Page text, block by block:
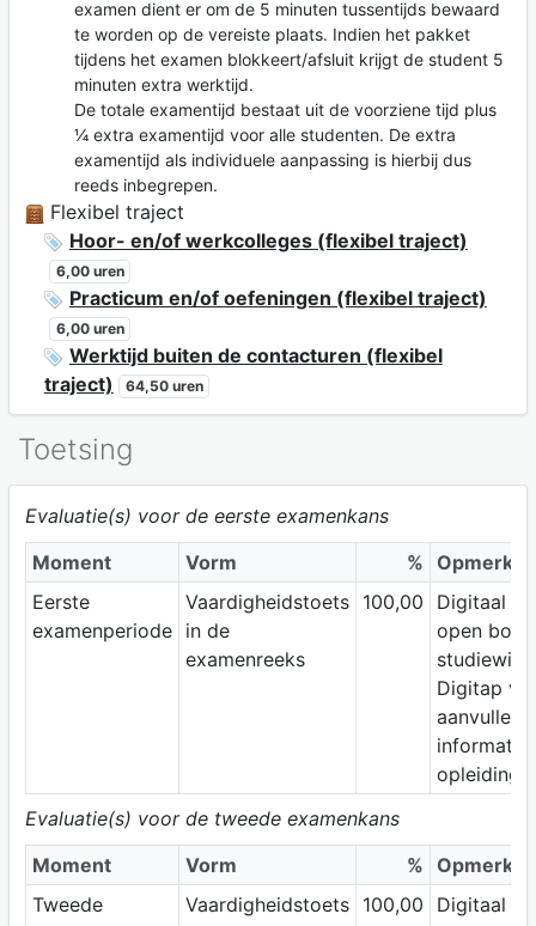
examen dient er om de 5 minuten tussentijds bewaard
te worden op de vereiste plaats. Indien het pakket
tijdens het examen blokkeert/afsluit krijgt de student 5
minuten extra werktijd.
De totale examentijd bestaat uit de voorziene tijd plus
¼ extra examentijd voor alle studenten. De extra
examentijd als individuele aanpassing is hierbij dus
reeds inbegrepen.
Flexibel traject
Hoor- en/of werkcolleges (flexibel traject)
6,00 uren
Practicum en/of oefeningen (flexibel traject)
6,00 uren
Werktijd buiten de contacturen (flexibel
traject)
64,50 uren
Toetsing
Evaluatie(s) voor de eerste examenkans
Moment
Vorm %
Eerste
examenperiode
Vaardigheidstoets
in de
examenreeks
100,00
Digitaal
open
Digitap
informatie
Evaluatie(s) voor de tweede examenkans
Moment
Vorm %
Tweede
Vaardigheidstoets
100,00
Digitaal